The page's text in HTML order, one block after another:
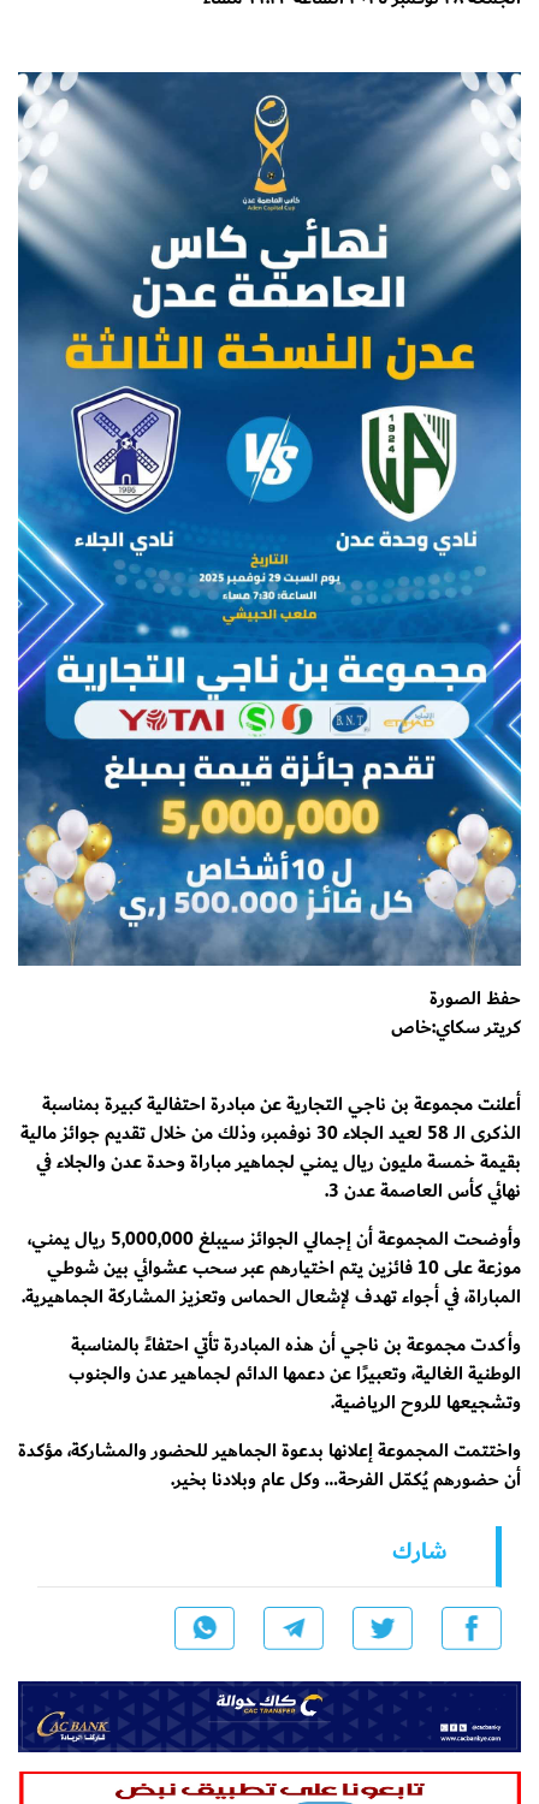
حفظ الصورة
كريتر سكاي:خاص
أعلنت مجموعة بن ناجي التجارية عن مبادرة احتفالية كبيرة بمناسبة
الذكرى الـ 58 لعيد الجلاء 30 نوفمبر، وذلك من خلال تقديم جوائز مالية
بقيمة خمسة مليون ريال يمني لجماهير مباراة وحدة عدن والجلاء في
نهائي كأس العاصمة عدن 3.
وأوضحت المجموعة أن إجمالي الجوائز سيبلغ 5,000,000 ريال يمني،
موزعة على 10 فائزين يتم اختيارهم عبر سحب عشوائي بين شوطي
المباراة، في أجواء تهدف لإشعال الحماس وتعزيز المشاركة الجماهيرية.
وأكدت مجموعة بن ناجي أن هذه المبادرة تأتي احتفاءً بالمناسبة
الوطنية الغالية، وتعبيرًا عن دعمها الدائم لجماهير عدن والجنوب
وتشجيعها للروح الرياضية.
واختتمت المجموعة إعلانها بدعوة الجماهير للحضور والمشاركة، مؤكدة
أن حضورهم يُكمّل الفرحة… وكل عام وبلادنا بخير.
شارك